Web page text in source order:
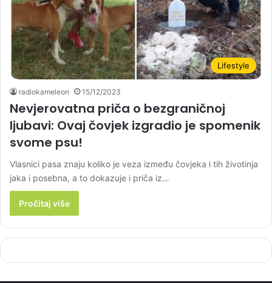
Lifestyle
radiokameleon 15/12/2023
Nevjerovatna priča o bezgraničnoj
ljubavi: Ovaj čovjek izgradio je spomenik
svome psu!
Vlasnici pasa znaju koliko je veza između čovjeka i tih životinja
jaka i posebna, a to dokazuje i priča iz…
Pročitaj više